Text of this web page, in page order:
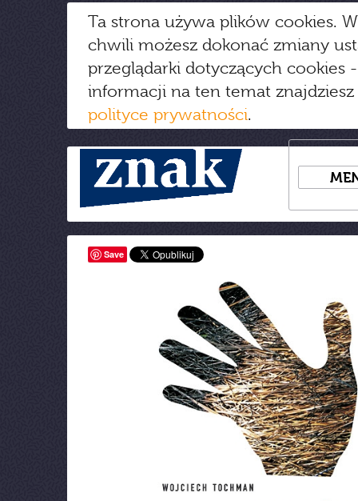
Ta strona używa plików cookies.
chwili możesz dokonać zmiany
przeglądarki dotyczących cookies
informacji na ten temat
polityce prywatności.
Save